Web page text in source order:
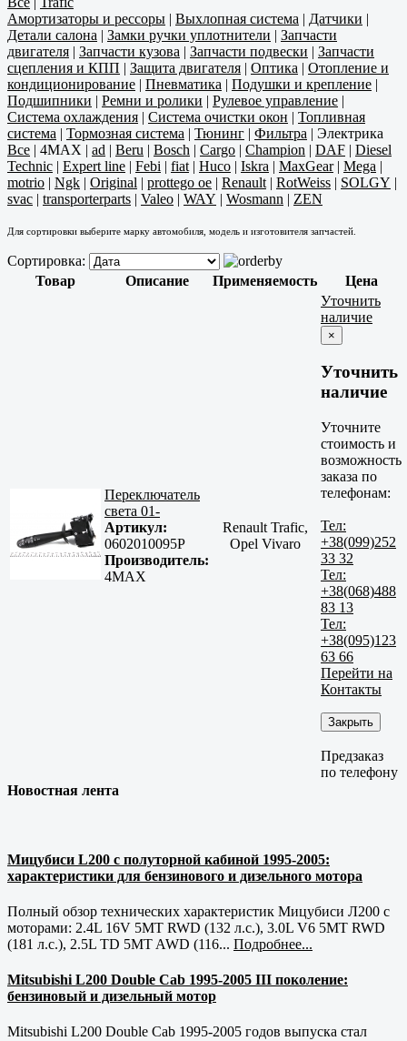
Амортизаторы и рессоры | Выхлопная система | Датчики |
Детали салона | Замки ручки уплотнители | Запчасти
двигателя | Запчасти кузова | Запчасти подвески | Запчасти
сцепления и КПП | Защита двигателя | Оптика | Отопление и
кондиционирование | Пневматика | Подушки и крепление |
Подшипники | Ремни и ролики | Рулевое управление |
Система охлаждения | Система очистки окон | Топливная
система | Тормозная система | Тюнинг | Фильтра | Электрика
Все | 4MAX | ad | Beru | Bosch | Cargo | Champion | DAF | Diesel
Technic | Expert line | Febi | fiat | Huco | Iskra | MaxGear| Mega |
motrio | Ngk | Original | prottego oe | Renault | RotWeiss | SOLGY |
svac | transporterparts | Valeo | WAY | Wosmann | ZEN
Для сортировки выберите марку автомобиля, модель и изготовителя запчастей.
Сортировка:
Товар
Описание Применяемость Цена
Переключатель
света 01-
Артикул:
0602010095P
Производитель:
4MAX
Renault Trafic,
Opel Vivaro
Уточнить
наличие
×
Уточнить
наличие
Уточните
стоимость и
возможность
заказа по
телефонам:
Тел:
+38(099)252
33 32
Тел:
+38(068)488
83 13
Тел:
+38(095)123
63 66
Перейти на
Контакты
Закрыть
Предзаказ
по телефону
Новостная лента
Мицубиси L200 с полуторной кабиной 1995-2005:
характеристики для бензинового и дизельного мотора
Полный обзор технических характеристик Мицубиси Л200 с
моторами: 2.4L 16V 5MT RWD (132 л.с.), 3.0L V6 5MT RWD
(181 л.с.), 2.5L TD 5MT AWD (116... Подробнее...
Mitsubishi L200 Double Cab 1995-2005 III поколение:
бензиновый и дизельный мотор
Mitsubishi L200 Double Cab 1995-2005 годов выпуска стал